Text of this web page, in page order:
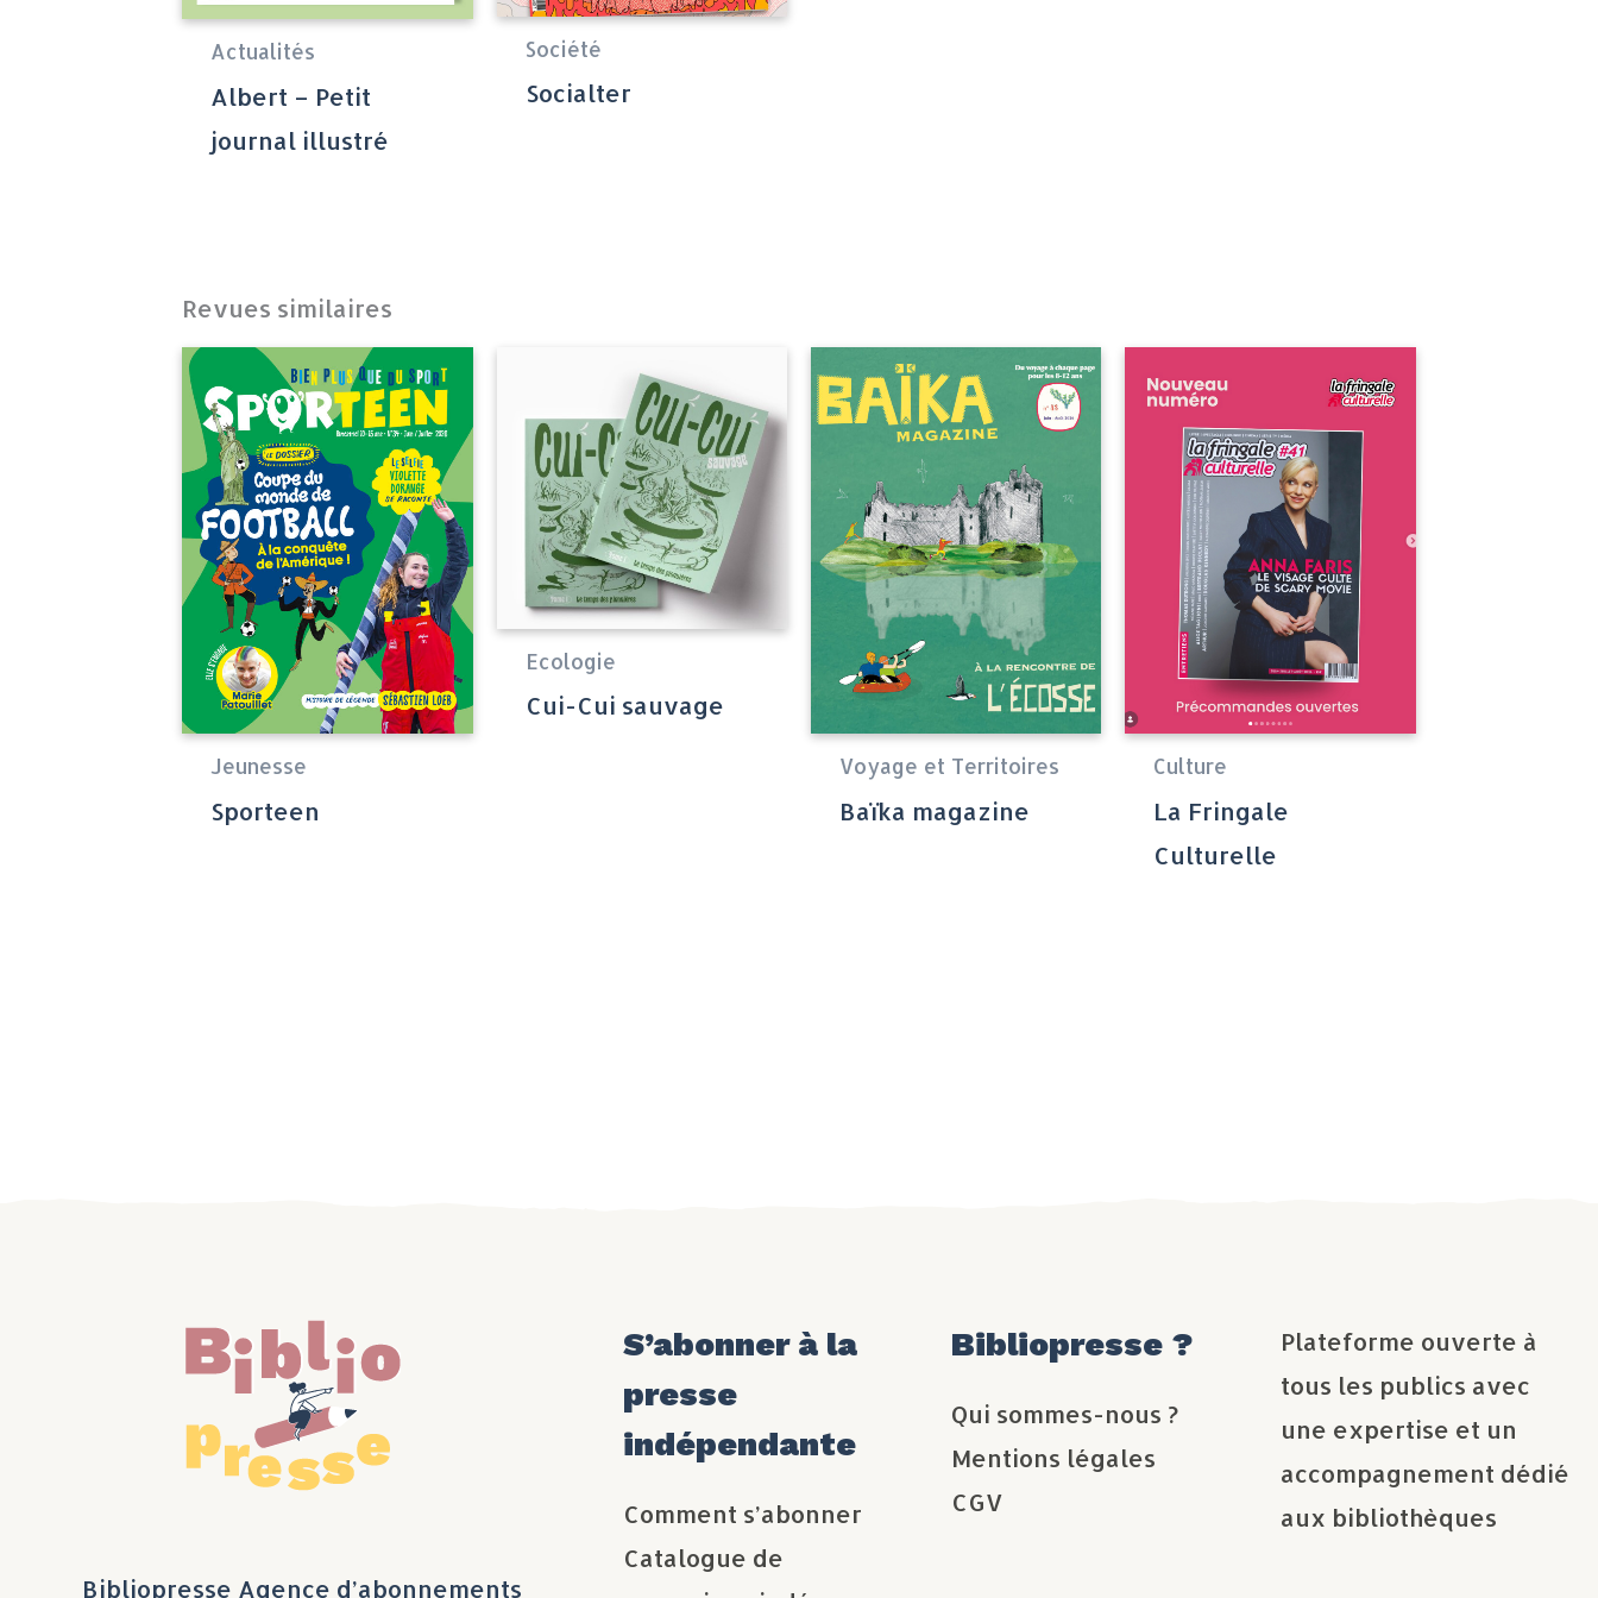
Actualités
Albert – Petit
journal illustré
Société
Socialter
Revues similaires
Jeunesse
Sporteen
Ecologie
Cui-Cui sauvage
Voyage et Territoires
Baïka magazine
Culture
La Fringale
Culturelle
Bibliopresse Agence d’abonnements
S’abonner à la
presse
indépendante
Comment s’abonner
Catalogue de
Bibliopresse ?
Qui sommes-nous ?
Mentions légales
CGV
Plateforme ouverte à
tous les publics avec
une expertise et un
accompagnement dédié
aux bibliothèques